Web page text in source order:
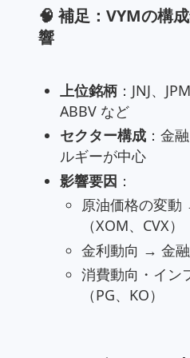
🧠 補足：VYMの構
響
上位銘柄：JNJ、
ABBV など
セクター構成：金
ルギーが中心
影響要因 ：
原油価格の変
（XOM、CVX）
金利動向 → 金融
消費動向・イ
（PG、KO）